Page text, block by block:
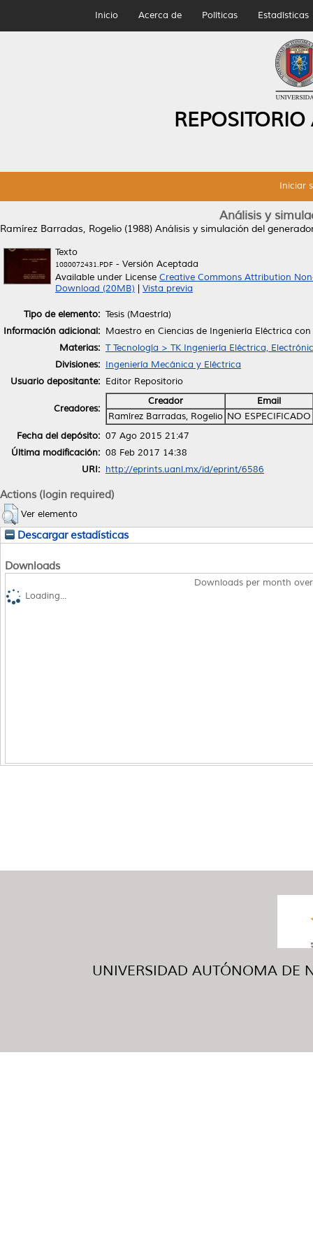
Inicio Acerca de Políticas Estadísticas
Iniciar
Análisis y
Ramírez Barradas, Rogelio (1988) Análisis y simulación del
Texto
1080072431.PDF - Versión Aceptada
Available under License Creative Commons Attribution
Download (20MB)
Vista previa
Tipo de elemento: Tesis (Maestría)
Información adicional: Maestro en Ciencias de Ingeniería Eléctrica
Materias: T Tecnología > TK Ingeniería Eléctrica,
Divisiones: Ingeniería Mecánica y Eléctrica
Usuario depositante: Editor Repositorio
Creadores:
Creador
Email
Ramírez Barradas, Rogelio NO ESPECIFICADO
Fecha del depósito: 07 Ago 2015 21:47
Última modificación: 08 Feb 2017 14:38
URI: http://eprints.uanl.mx/id/eprint/6586
Actions (login required)
Ver elemento
Descargar estadísticas
Downloads
Downloads per month
Loading...
UNIVERSIDAD AUTÓNOMA DE